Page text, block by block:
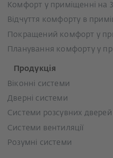
Комфорт у приміщенні на
Відчуття комфорту в
Покращений комфорт у
Планування комфорту у
Продукція
Віконні системи
Дверні системи
Системи розсувних дверей
Системи вентиляції
Розумні системи